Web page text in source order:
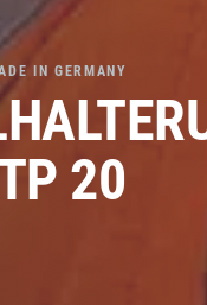
IN GERMANY
20